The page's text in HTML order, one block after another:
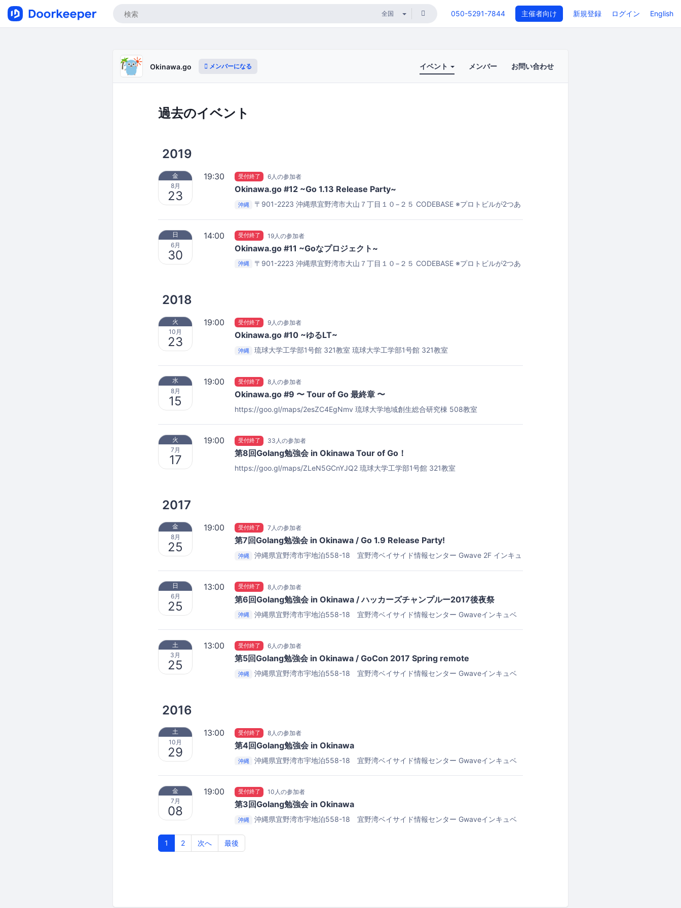
050-5291-7844 主催者向け 新規登録 ログイン English
Okinawa.go メンバーになる イベント メンバー お問い合わせ
過去のイベント
2019
金
8月
23
19:30 受付終了 6人の参加者
Okinawa.go #12 ~Go 1.13 Release Party~
沖縄 〒901-2223 沖縄県宜野湾市大山７丁目１０−２５ CODEBASE ※プロトビルが2つあ
日
6月
30
14:00 受付終了 19人の参加者
Okinawa.go #11 ~Goなプロジェクト~
沖縄 〒901-2223 沖縄県宜野湾市大山７丁目１０−２５ CODEBASE ※プロトビルが2つあ
2018
火
10月
23
19:00 受付終了 9人の参加者
Okinawa.go #10 ~ゆるLT~
沖縄 琉球大学工学部1号館 321教室 琉球大学工学部1号館 321教室
水
8月
15
19:00 受付終了 8人の参加者
Okinawa.go #9 〜 Tour of Go 最終章 〜
https://goo.gl/maps/2esZC4EgNmv 琉球大学地域創生総合研究棟 508教室
火
7月
17
19:00 受付終了 33人の参加者
第8回Golang勉強会 in Okinawa Tour of Go！
https://goo.gl/maps/ZLeN5GCnYJQ2 琉球大学工学部1号館 321教室
2017
金
8月
25
19:00 受付終了 7人の参加者
第7回Golang勉強会 in Okinawa / Go 1.9 Release Party!
沖縄 沖縄県宜野湾市宇地泊558-18 宜野湾ベイサイド情報センター Gwave 2F インキュ
日
6月
25
13:00 受付終了 8人の参加者
第6回Golang勉強会 in Okinawa / ハッカーズチャンプルー2017後夜祭
沖縄 沖縄県宜野湾市宇地泊558-18 宜野湾ベイサイド情報センター Gwaveインキュベ
土
3月
25
13:00 受付終了 6人の参加者
第5回Golang勉強会 in Okinawa / GoCon 2017 Spring remote
沖縄 沖縄県宜野湾市宇地泊558-18 宜野湾ベイサイド情報センター Gwaveインキュベ
2016
土
10月
29
13:00 受付終了 8人の参加者
第4回Golang勉強会 in Okinawa
沖縄 沖縄県宜野湾市宇地泊558-18 宜野湾ベイサイド情報センター Gwaveインキュベ
金
7月
08
19:00 受付終了 10人の参加者
第3回Golang勉強会 in Okinawa
沖縄 沖縄県宜野湾市宇地泊558-18 宜野湾ベイサイド情報センター Gwaveインキュベ
1
2 次へ 最後